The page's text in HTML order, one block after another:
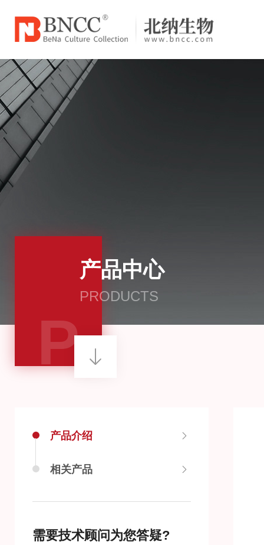
产品中心
PRODUCTS
P
产品介绍
相关产品
需要技术顾问为您答疑?